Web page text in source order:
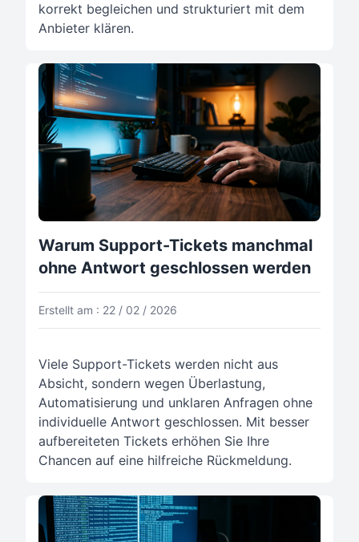
korrekt begleichen und strukturiert mit dem
Anbieter klären.
Warum Support-Tickets manchmal
ohne Antwort geschlossen werden
Erstellt am : 22 / 02 / 2026
Viele Support-Tickets werden nicht aus
Absicht, sondern wegen Überlastung,
Automatisierung und unklaren Anfragen ohne
individuelle Antwort geschlossen. Mit besser
aufbereiteten Tickets erhöhen Sie Ihre
Chancen auf eine hilfreiche Rückmeldung.